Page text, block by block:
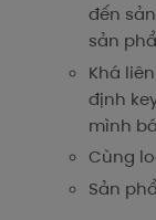
đến
sản
Khá
định
mình
Cùng
Sản